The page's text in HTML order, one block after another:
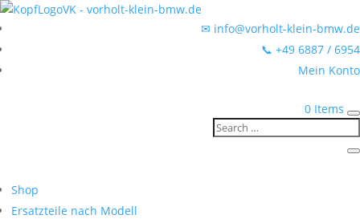
✉ info@vorholt-klein-bmw.de
📞 +49 6887 / 6954
Mein Konto
0 Items
Shop
Ersatzteile nach Modell